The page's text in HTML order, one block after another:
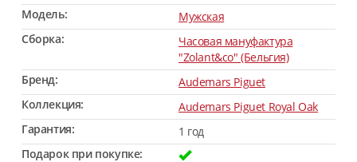
Модель:
Мужская
Сборка:
Часовая мануфактура
"Zolant&co" (Бельгия)
Бренд:
Audemars Piguet
Коллекция:
Audemars Piguet Royal Oak
Гарантия:
1 год
Подарок при покупке: